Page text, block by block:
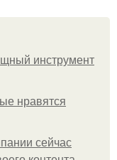
инструмент
нравятся
сейчас